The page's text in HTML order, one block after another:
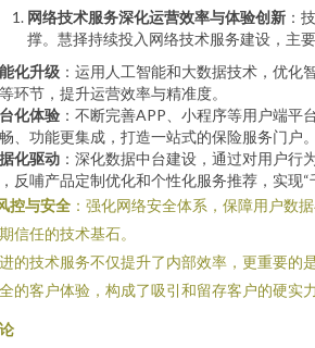
网络技术服务深化运营效率与体验创新 ：
撑。慧择持续投入网络技术服务建设，主要
化升级 ：运用人工智能和大数据技术，优化
环节，提升运营效率与精准度。
化体验 ：不断完善APP、小程序等用户端平
、功能更集成，打造一站式的保险服务门户。
化驱动 ：深化数据中台建设，通过对用户行
反哺产品定制优化和个性化服务推荐，实现“
控与安全 ：强化网络安全体系，保障用户数
信任的技术基石。
的技术服务不仅提升了内部效率，更重要的
的客户体验，构成了吸引和留存客户的硬实力